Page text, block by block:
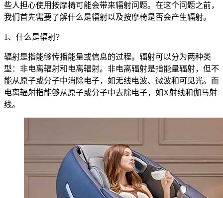
些人担心使用按摩椅可能会带来辐射问题。在这个问题之前，
我们首先需要了解什么是辐射以及按摩椅是否会产生辐射。
1、什么是辐射？
辐射是指能够传播能量或信息的过程。辐射可以分为两种类
型：非电离辐射和电离辐射。非电离辐射是指能量辐射，但不
能从原子或分子中消除电子，如无线电波、微波和可见光。而
电离辐射指能够从原子或分子中去除电子，如X射线和伽马射
线。